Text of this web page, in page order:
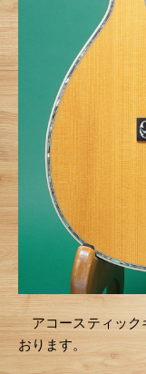
アコースティック
おります。